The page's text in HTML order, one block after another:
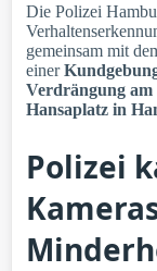
Die Polizei
gemeinsam mit
einer
Verdrängung am
Hansaplatz in
Polizei